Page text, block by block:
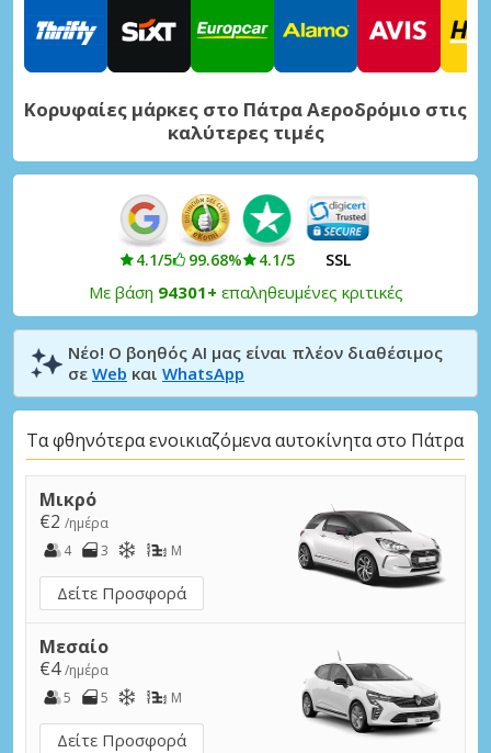
Κορυφαίες μάρκες στο Πάτρα Αεροδρόμιο στις
καλύτερες τιμές
4.1/5 99.68% 4.1/5 SSL
Με βάση 94301+ επαληθευμένες κριτικές
Νέο! Ο βοηθός AI μας είναι πλέον διαθέσιμος
σε Web και WhatsApp
Τα φθηνότερα ενοικιαζόμενα αυτοκίνητα στο Πάτρα
Μικρό
€2 /ημέρα
4
3 M
Δείτε Προσφορά
Μεσαίο
€4/ημέρα
5
5 M
Δείτε Προσφορά